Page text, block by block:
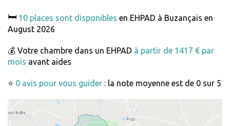
🛏️ 10 places sont disponibles en EHPAD à Buzançais en
August 2026
💰 Votre chambre dans un EHPAD à partir de 1417 € par
mois avant aides
⭐ 0 avis pour vous guider : la note moyenne est de 0 sur 5